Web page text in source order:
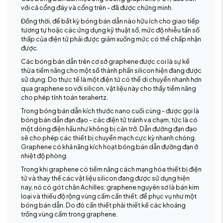
với cả cổng đáy và cổng trên - đã được chứng minh.
Đồng thời, để bất kỳ bóng bán dẫn nào hữu ích cho giao tiếp
tương tự hoặc các ứng dụng kỹ thuật số, mức độ nhiễu tần số
thấp của điện tử phải được giảm xuống mức có thể chấp nhận
được.
Các bóng bán dẫn trên cơ sở graphene được coi là sự kế
thừa tiềm năng cho một số thành phần silicon hiện đang được
sử dụng. Do thực tế là một điện tử có thể di chuyển nhanh hơn
qua graphene so với silicon, vật liệu này cho thấy tiềm năng
cho phép tính toán terahertz.
Trong bóng bán dẫn kích thước nano cuối cùng - được gọi là
bóng bán dẫn đạn đạo - các điện tử tránh va chạm, tức là có
một dòng điện hầu như không bị cản trở. Dẫn đường đạn đạo
sẽ cho phép các thiết bị chuyển mạch cực kỳ nhanh chóng.
Graphene có khả năng kích hoạt bóng bán dẫn đường đạn ở
nhiệt độ phòng.
Trong khi graphene có tiềm năng cách mạng hóa thiết bị điện
tử và thay thế các vật liệu silicon đang được sử dụng hiện
nay, nó có gót chân Achilles: graphene nguyên sơ là bán kim
loại và thiếu độ rộng vùng cấm cần thiết. để phục vụ như một
bóng bán dẫn. Do đó cần thiết phải thiết kế các khoảng
trống vùng cấm trong graphene.